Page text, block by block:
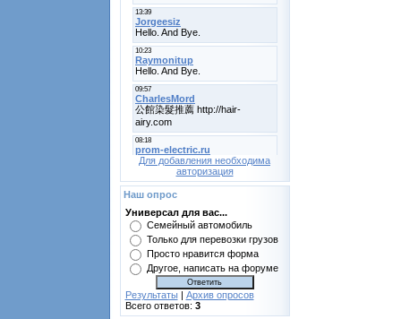
Для добавления необходима
авторизация
Наш опрос
Универсал для вас...
Семейный автомобиль
Только для перевозки грузов
Просто нравится форма
Другое, написать на форуме
Результаты| Архив опросов
Всего ответов: 3